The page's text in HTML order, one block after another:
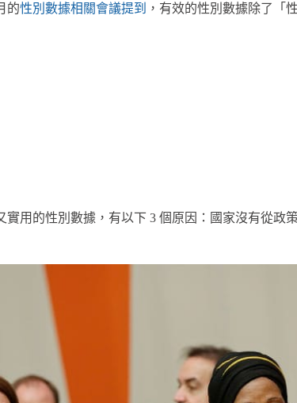
的性別數據相關會議提到 ，有效的性別數據除了「
用的性別數據，有以下 3 個原因：國家沒有從